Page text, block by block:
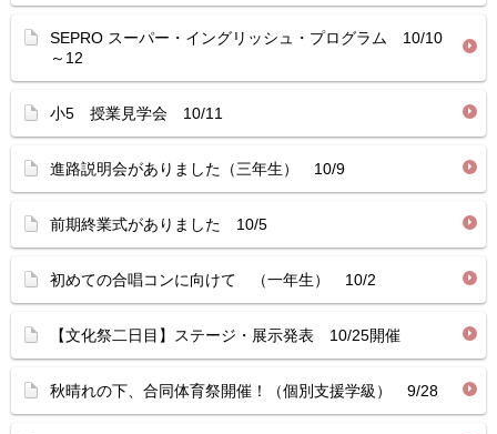
SEPRO スーパー・イングリッシュ・プログラム 10/10
～12
小5 授業見学会 10/11
進路説明会がありました（三年生） 10/9
前期終業式がありました 10/5
初めての合唱コンに向けて （一年生） 10/2
【文化祭二日目】ステージ・展示発表 10/25開催
秋晴れの下、合同体育祭開催！（個別支援学級） 9/28